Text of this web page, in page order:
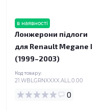
в наявності
Лонжерони підлоги
для Renault Megane I
(1999–2003)
Код товару:
21.WBLGRNXXXX.ALL.0.00
0